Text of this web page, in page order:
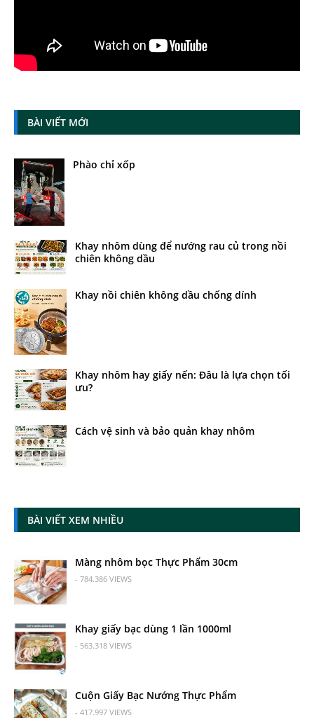
BÀI VIẾT MỚI
Phào chỉ xốp
Khay nhôm dùng để nướng rau củ trong nồi
chiên không dầu
Khay nồi chiên không dầu chống dính
Khay nhôm hay giấy nến: Đâu là lựa chọn tối
ưu?
Cách vệ sinh và bảo quản khay nhôm
BÀI VIẾT XEM NHIỀU
Màng nhôm bọc Thực Phẩm 30cm
- 784.386 VIEWS
Khay giấy bạc dùng 1 lần 1000ml
- 563.318 VIEWS
Cuộn Giấy Bạc Nướng Thực Phẩm
- 417.997 VIEWS